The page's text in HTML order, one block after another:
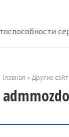
Главная » Другие